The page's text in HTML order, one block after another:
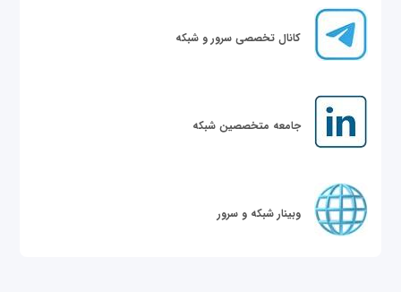
کانال تخصصی سرور و شبکه
جامعه متخصصین شبکه
وبینار شبکه و سرور